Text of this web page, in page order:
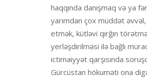
haqqında danışmaq və ya
yarımdan çox müddət əvvəl,
etmək, kütləvi qırğın
yerləşdirilməsi ilə bağlı
ictimaiyyət qarşısında
Gürcüstan hökuməti ona